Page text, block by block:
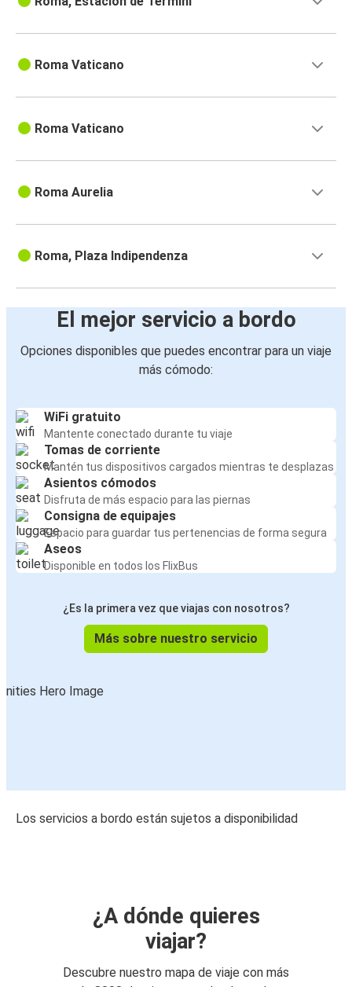
Roma Vaticano
Roma Vaticano
Roma Aurelia
Roma, Plaza Indipendenza
El mejor servicio a bordo
Opciones disponibles que puedes encontrar para un viaje
más cómodo:
WiFi gratuito
Mantente conectado durante tu viaje
Tomas de corriente
Mantén tus dispositivos cargados mientras te desplazas
Asientos cómodos
Disfruta de más espacio para las piernas
Consigna de equipajes
Espacio para guardar tus pertenencias de forma segura
Aseos
Disponible en todos los FlixBus
¿Es la primera vez que viajas con nosotros?
Más sobre nuestro servicio
Los servicios a bordo están sujetos a disponibilidad
¿A dónde quieres
viajar?
Descubre nuestro mapa de viaje con más